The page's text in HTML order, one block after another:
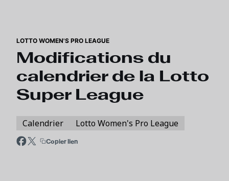
LOTTO WOMEN'S PRO LEAGUE
Modifications du
calendrier de la Lotto
Super League
Calendrier Lotto Women's Pro League
Copier lien